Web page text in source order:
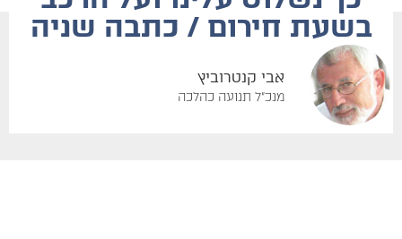
‬בשעת‭ ‬חירום / כתבה שניה
אבי קנטרוביץ
מנכ"ל תנועה כהלכה